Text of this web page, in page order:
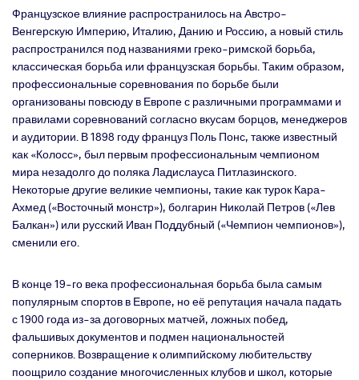
Французское влияние распространилось на Австрo-
Венгерскую Империю, Италию, Данию и Россию, а новый стиль
распространился под названиями греко-римской борьба,
классическая борьба или французская борьбы. Таким образом,
профессиональные соревнования по борьбе были
организованы повсюду в Европе с различными программами и
правилами соревнований согласно вкусам борцов, менеджеров
и аудитории. В 1898 году француз Поль Понс, также известный
как «Колосс», был первым профессиональным чемпионом
мира незадолго до поляка Ладислауса Питлазинского.
Некоторые другие великие чемпионы, такие как турок Кара-
Ахмед («Восточный монстр»), болгарин Николай Петров («Лев
Балкан») или русский Иван Поддубный («Чемпион чемпионов»),
сменили его.
В конце 19-го века профессиональная борьба была самым
популярным спортов в Европе, но её репутация начала падать
с 1900 года из-за договорных матчей, ложных побед,
фальшивых документов и подмен национальностей
соперников. Возвращение к олимпийскому любительству
поощрило создание многочисленных клубов и школ, которые